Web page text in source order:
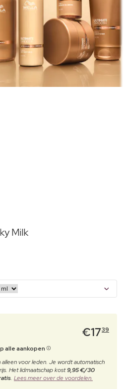
Milk
€1739
alle aankopen
alleen voor leden. Je wordt automatisch
Het lidmaatschap kost9,95 €/30
. Lees meer over de voordelen.